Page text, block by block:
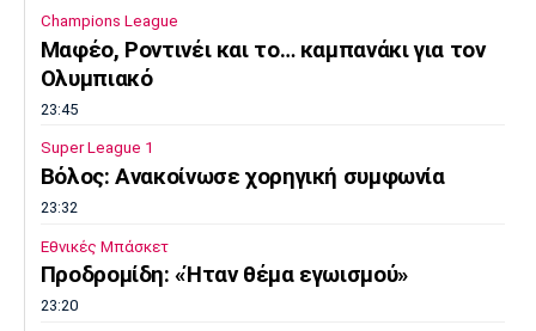
Champions League
Μαφέο, Ροντινέι και το… καμπανάκι για τον
Ολυμπιακό
23:45
Super League 1
Βόλος: Ανακοίνωσε χορηγική συμφωνία
23:32
Εθνικές Μπάσκετ
Προδρομίδη: «Ήταν θέμα εγωισμού»
23:20